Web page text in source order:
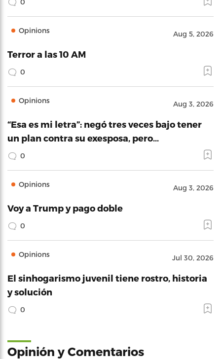
Opinions Aug 5, 2026
Terror a las 10 AM
0
Opinions Aug 3, 2026
“Esa es mi letra”: negó tres veces bajo tener
un plan contra su exesposa, pero…
0
Opinions Aug 3, 2026
Voy a Trump y pago doble
0
Opinions Jul 30, 2026
El sinhogarismo juvenil tiene rostro, historia
y solución
0
Opinión y Comentarios